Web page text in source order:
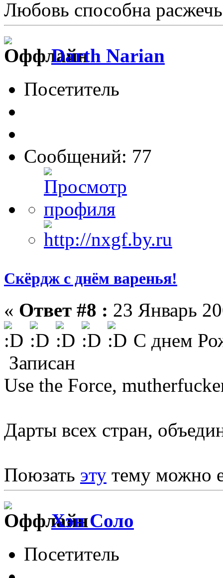
Любовь способна
Darth Narian
Посетитель
Сообщений: 77
Скёрдж с днём варенья!
« Ответ #8 : 23 Январь
С днем
Записан
Use the Force,
Дарты всех стран,
Поюзать эту тему можно
Хэн Соло
Посетитель